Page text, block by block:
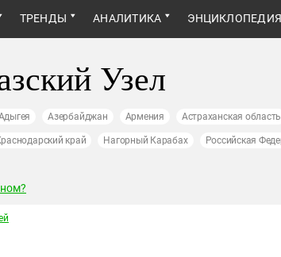
ТРЕНДЫ АНАЛИТИКА ЭНЦИКЛОПЕДИЯ
Узел
Азербайджан Армения Астраханская область
край Нагорный Карабах Российская